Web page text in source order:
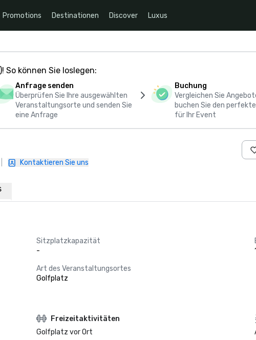
Promotions Destinationen Discover Luxus
So können Sie loslegen:
Anfrage senden
Überprüfen Sie Ihre ausgewählten
Veranstaltungsorte und senden Sie
eine Anfrage
Buchung
Vergleichen Sie
buchen Sie den
für Ihr Event
Kontaktieren Sie uns
Sitzplatzkapazität
-
Art des Veranstaltungsortes
Golfplatz
Freizeitaktivitäten
Golfplatz vor Ort